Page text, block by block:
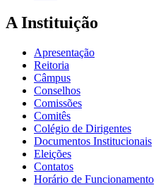
A Instituição
Apresentação
Reitoria
Câmpus
Conselhos
Comissões
Comitês
Colégio de Dirigentes
Documentos Institucionais
Eleições
Contatos
Horário de Funcionamento